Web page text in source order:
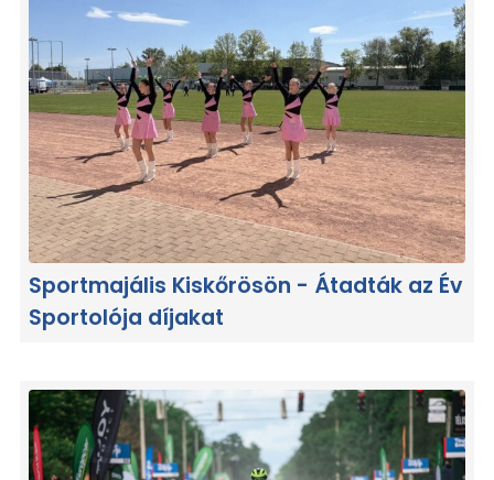
Sportmajális Kiskőrösön - Átadták az Év
Sportolója díjakat